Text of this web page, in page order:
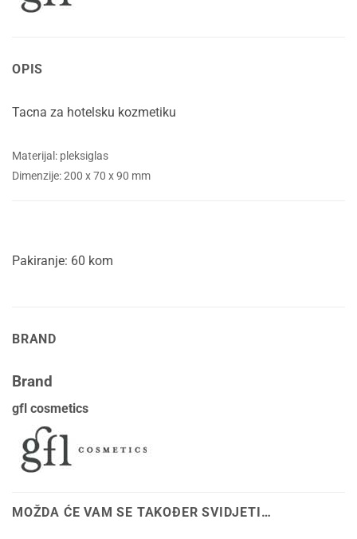
OPIS
Tacna za hotelsku kozmetiku
Materijal: pleksiglas
Dimenzije: 200 x 70 x 90 mm
Pakiranje: 60 kom
BRAND
Brand
gfl cosmetics
MOŽDA ĆE VAM SE TAKOĐER SVIDJETI…